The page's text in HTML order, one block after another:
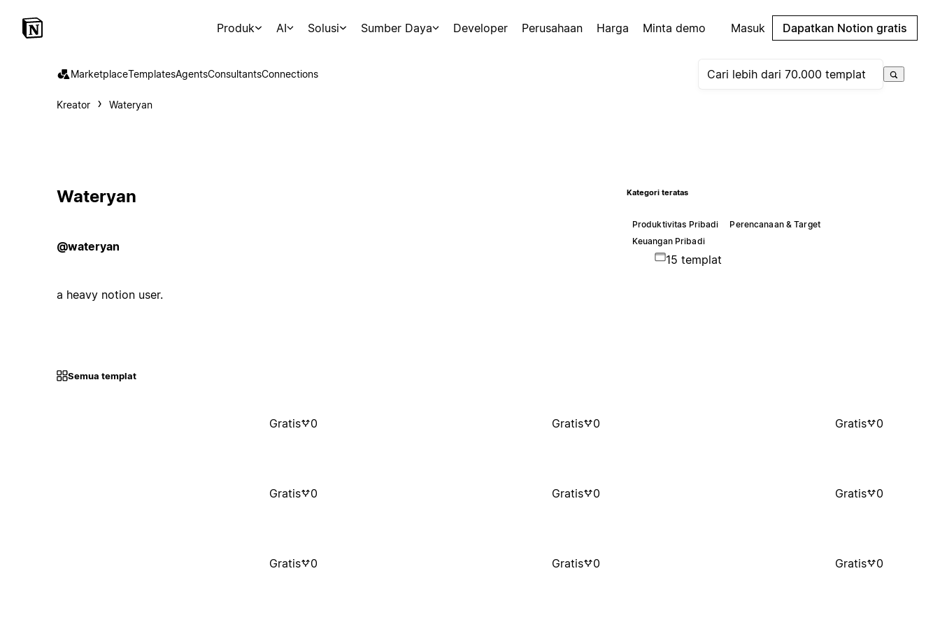
Produk AI Solusi Sumber Daya Developer Perusahaan Harga Minta demo Masuk Dapatkan Notion gratis
MarketplaceTemplatesAgentsConsultantsConnections
Kreator Wateryan
Wateryan
@wateryan
a heavy notion user.
Kategori teratas
Produktivitas Pribadi
Perencanaan & Target
Keuangan Pribadi
15 templat
Semua templat
Gratis 0 Gratis 0 Gratis 0
Gratis 0 Gratis 0 Gratis 0
Gratis 0 Gratis 0 Gratis 0